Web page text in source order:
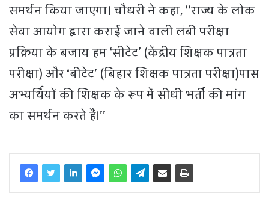
समर्थन किया जाएगा। चौधरी ने कहा, ‘‘राज्य के लोक
सेवा आयोग द्वारा कराई जाने वाली लंबी परीक्षा
प्रक्रिया के बजाय हम ‘सीटेट’ (केंद्रीय शिक्षक पात्रता
परीक्षा) और ‘बीटेट’ (बिहार शिक्षक पात्रता परीक्षा)पास
अभ्यर्थियों की शिक्षक के रूप में सीधी भर्ती की मांग
का समर्थन करते हैं।’’